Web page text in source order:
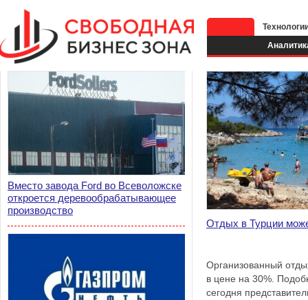
Вместо завода Ford во Всеволожске
откроется деревообрабатывающее
производство
Отдых в Турции
Организованный
в цене на 30%.
сегодня